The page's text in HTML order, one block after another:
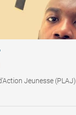
Jeunesse (PLAJ)